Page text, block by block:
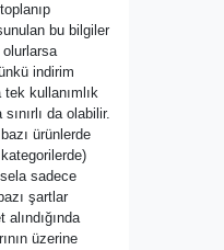
bu bilgiler
indirim
kullanımlık
da olabilir.
ürünlerde
sadece
şartlar
üzerine